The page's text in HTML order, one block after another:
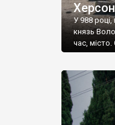
У 988 році,
князь
час,
диктувати
Херсонесі
Херсонесу